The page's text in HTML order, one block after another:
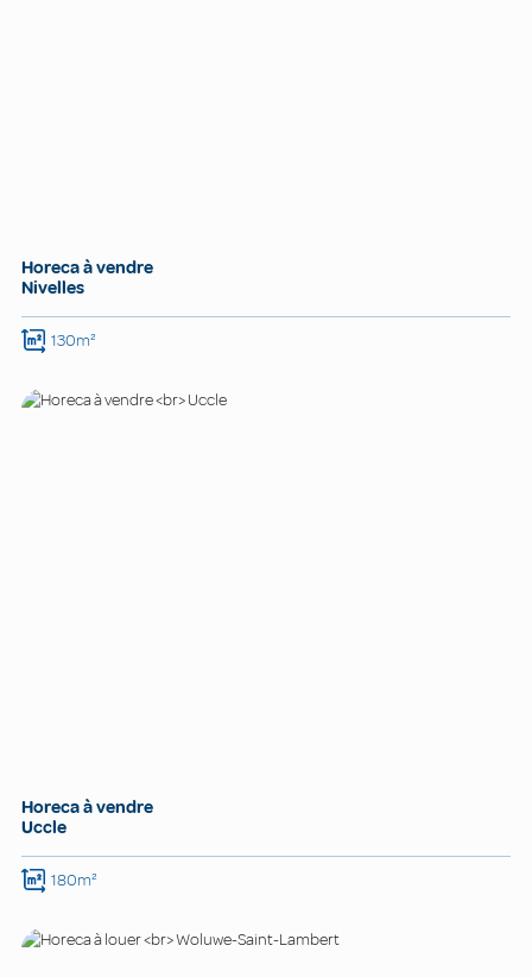
Horeca à vendre
Nivelles
130m²
Horeca à vendre
Uccle
180m²